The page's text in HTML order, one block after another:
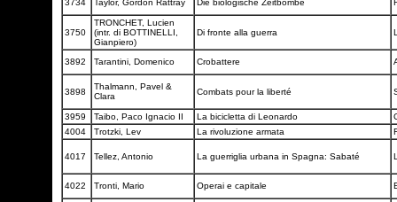
3734
Taylor, Gordon Rattray Die biologische Zeitbombe
3750
TRONCHET, Lucien
(intr. di BOTTINELLI,
Gianpiero)
Di fronte alla guerra
3892 Tarantini, Domenico Crobattere
3898
Thalmann, Pavel &
Clara
Combats pour la liberté
3959 Taibo, Paco Ignacio II La bicicletta di Leonardo
4004
Trotzki, Lev La rivoluzione armata
4017 Tellez, Antonio La guerriglia urbana in Spagna: Sabaté
4022 Tronti, Mario Operai e capitale